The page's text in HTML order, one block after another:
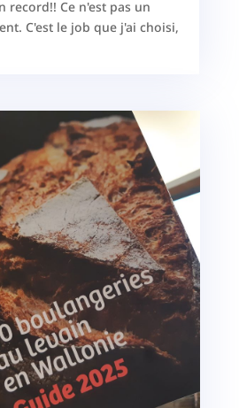
record!! Ce n'est pas un
C'est le job que j'ai choisi,